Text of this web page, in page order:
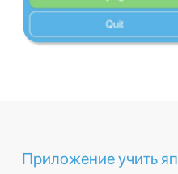
Приложение учить